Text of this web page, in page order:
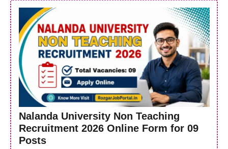
Nalanda University Non Teaching
Recruitment 2026 Online Form for 09
Posts